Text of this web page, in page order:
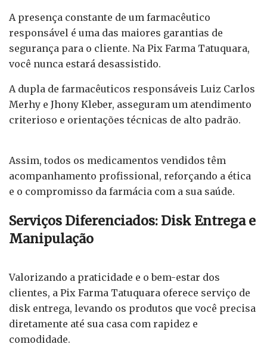
A presença constante de um farmacêutico
responsável é uma das maiores garantias de
segurança para o cliente. Na Pix Farma Tatuquara,
você nunca estará desassistido.
A dupla de farmacêuticos responsáveis Luiz Carlos
Merhy e Jhony Kleber, asseguram um atendimento
criterioso e orientações técnicas de alto padrão.
Assim, todos os medicamentos vendidos têm
acompanhamento profissional, reforçando a ética
e o compromisso da farmácia com a sua saúde.
Serviços Diferenciados: Disk Entrega e
Manipulação
Valorizando a praticidade e o bem-estar dos
clientes, a Pix Farma Tatuquara oferece serviço de
disk entrega, levando os produtos que você precisa
diretamente até sua casa com rapidez e
comodidade.